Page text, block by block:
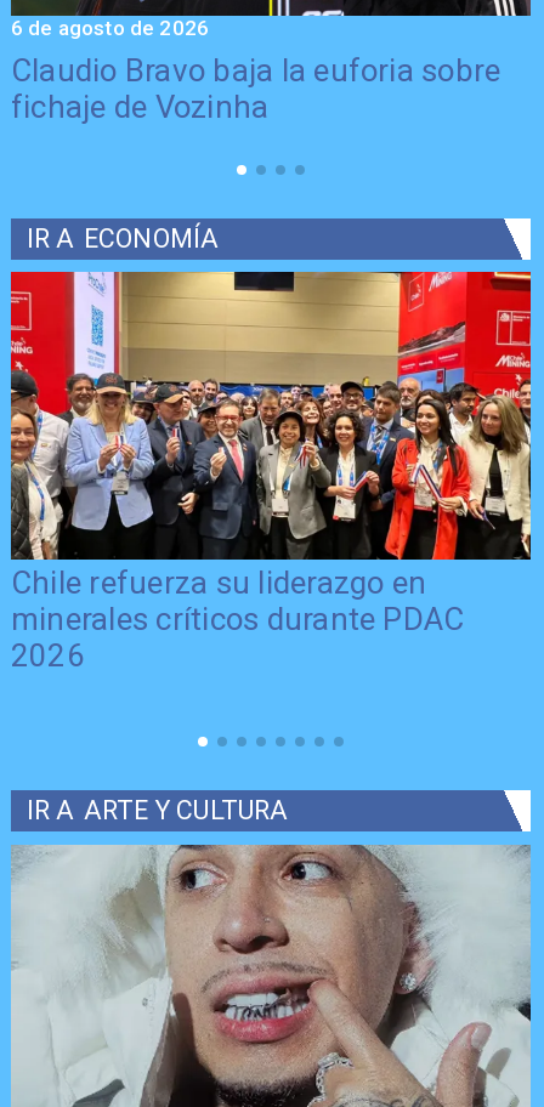
Claudio Bravo baja la euforia sobre
fichaje de Vozinha
6 de agosto de 2026
IR A ECONOMÍA
Chile refuerza su liderazgo en
minerales críticos durante PDAC
2026
IR A ARTE Y CULTURA